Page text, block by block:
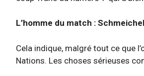
L’homme du match :
Cela indique, malgré tout ce que
Nations. Les choses sérieuses